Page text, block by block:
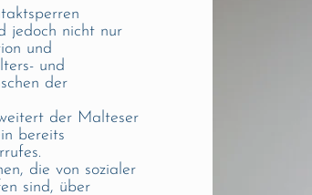
jedoch nicht nur
und
und
der
der Malteser
bereits
die von sozialer
sind, über